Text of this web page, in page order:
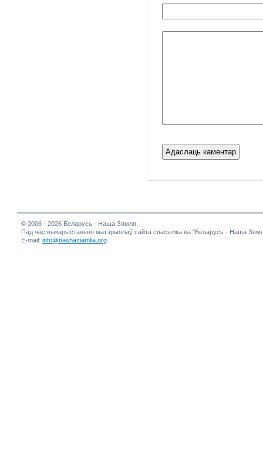
© 2006 - 2026 Беларусь - Наша Зямля.
Пад час выкарыстаньня матэрыялаў сайта спасылка на "Беларусь - Наша
E-mail: info@nashaziamlia.org